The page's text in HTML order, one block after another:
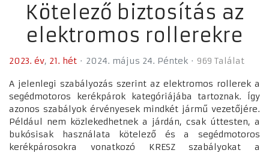
Kötelező biztosítás az
elektromos rollerekre
2023. év 21. hét 2024. május 24. Péntek 969 Találat
A jelenlegi szabályozás szerint az elektromos rollerek a
segédmotoros kerékpárok kategóriájába tartoznak. Így
azonos szabályok érvényesek mindkét jármű vezetőjére.
Például nem közlekedhetnek a járdán, csak úttesten, a
bukósisak használata kötelező és a segédmotoros
kerékpárosokra vonatkozó KRESZ szabályokat a